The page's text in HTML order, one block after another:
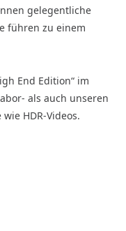
gelegentliche
führen zu einem
End Edition“ im
als auch unseren
HDR-Videos.